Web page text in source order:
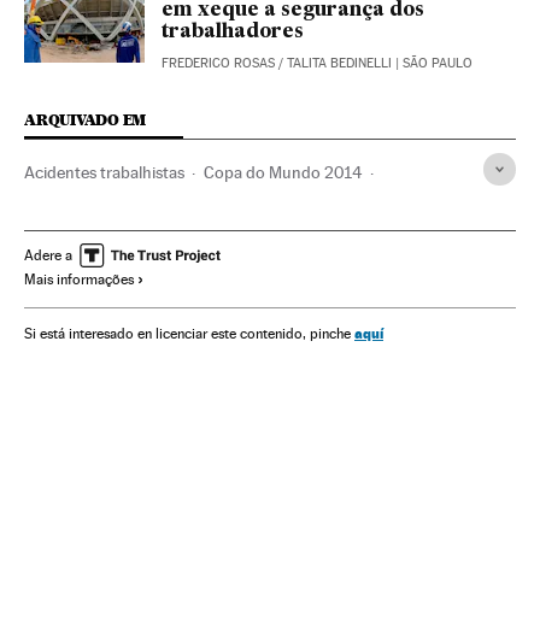
em xeque a segurança dos
trabalhadores
FREDERICO ROSAS / TALITA BEDINELLI | SÃO PAULO
ARQUIVADO EM
Acidentes trabalhistas Copa do Mundo 2014
Acidentes Segurança no trabalho
Condições trabalho
Trabalho Acidentes trabalhistas
Adere a
Mais informações
Si está interesado en licenciar este contenido, pinche aquí